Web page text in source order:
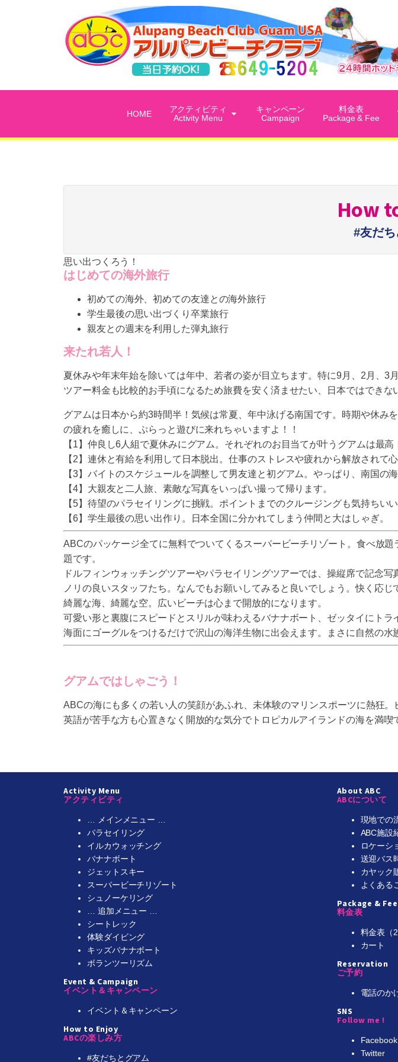
HOME
アクティビティ
Activity Menu
キャンペーン
Campaign
料金表
Package & Fee
How
#友だ
思い出つくろう！
はじめての海外旅行
初めての海外、初めての友達との海外旅行
学生最後の思い出づくり卒業旅行
親友との週末を利用した弾丸旅行
来たれ若人！
夏休みや年末年始を除いては年中、若者の姿が目立ちます。特に9月、2月、
ツアー料金も比較的お手頃になるため旅費を安く済ませたい、日本ではでき
グアムは日本から約3時間半！気候は常夏、年中泳げる南国です。時期や休
の疲れを癒しに、ぷらっと遊びに来れちゃいますよ！！
【1】仲良し6人組で夏休みにグアム。それぞれのお目当てが叶うグアムは最高
【2】連休と有給を利用して日本脱出。仕事のストレスや疲れから解放されて
【3】バイトのスケジュールを調整して男友達と初グアム。やっぱり、南国の
【4】大親友と二人旅、素敵な写真をいっぱい撮って帰ります。
【5】待望のパラセイリングに挑戦。ポイントまでのクルージングも気持ちい
【6】学生最後の思い出作り。日本全国に分かれてしまう仲間と大はしゃぎ。
ABCのパッケージ全てに無料でついてくるスーパービーチリゾート。食べ放
題です。
ドルフィンウォッチングツアーやパラセイリングツアーでは、操縦席で記念写
ノリの良いスタッフたち。なんでもお願いしてみると良いでしょう。快く応じ
綺麗な海、綺麗な空。広いビーチは心まで開放的になります。
可愛い形と裏腹にスピードとスリルが味わえるバナナボート、ゼッタイにトラ
海面にゴーグルをつけるだけで沢山の海洋生物に出会えます。まさに自然の水
グアムではしゃごう！
ABCの海にも多くの若い人の笑顔があふれ、未体験のマリンスポーツに熱狂
英語が苦手な方も心置きなく開放的な気分でトロピカルアイランドの海を満喫
Activity Menu
アクティビティ
… メインメニュー …
パラセイリング
イルカウォッチング
バナナボート
ジェットスキー
スーパービーチリゾート
シュノーケリング
… 追加メニュー …
シートレック
体験ダイビング
キッズバナナボート
ボランツーリズム
Event & Campaign
イベント＆キャンペーン
イベント＆キャンペーン
How to Enjoy
ABCの楽しみ方
#友だちとグアム
About ABC
ABCについて
現地での
ABC施設
ロケーシ
送迎バス
カヤック
よくある
Package & Fee
料金表
料金表（
カート
Reservation
ご予約
電話のか
SNS
Follow me !
Facebook
Twitter